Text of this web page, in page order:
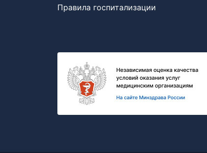
Правила госпитализации